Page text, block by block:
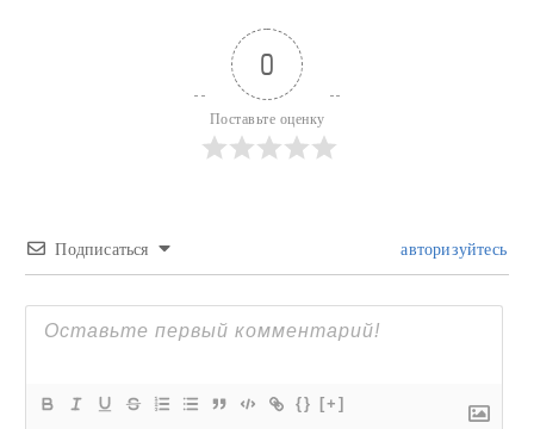
0
Поставьте оценку
Подписаться авторизуйтесь
{} [+]